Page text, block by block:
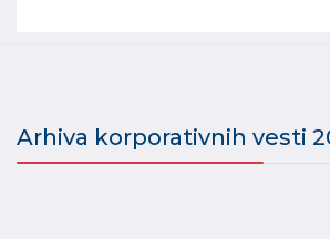
Arhiva korporativnih vesti